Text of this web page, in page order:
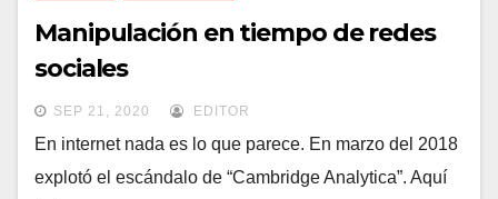
Manipulación en tiempo de redes
sociales
SEP 21, 2020 EDITOR
En internet nada es lo que parece. En marzo del 2018
explotó el escándalo de “Cambridge Analytica”. Aquí